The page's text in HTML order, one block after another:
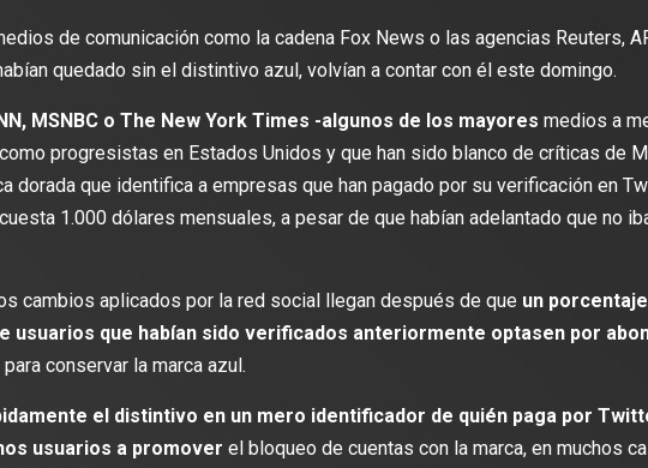
de comunicación como la cadena Fox News o las agencias Reuters,
quedado sin el distintivo azul, volvían a contar con él este domingo.
MSNBC o The New York Times -algunos de los mayores medios a
progresistas en Estados Unidos y que han sido blanco de críticas de
dorada que identifica a empresas que han pagado por su verificación en
1.000 dólares mensuales, a pesar de que habían adelantado que no
cambios aplicados por la red social llegan después de que un porcentaje
usuarios que habían sido verificados anteriormente optasen por
para conservar la marca azul.
el distintivo en un mero identificador de quién paga por
usuarios a promover el bloqueo de cuentas con la marca, en muchos